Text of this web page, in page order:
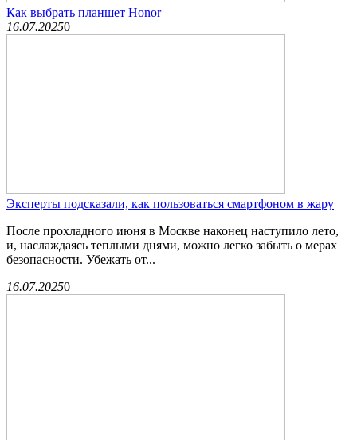
Как выбрать планшет Honor
16.07.20250
Эксперты подсказали, как пользоваться смартфоном в жару
После прохладного июня в Москве наконец наступило лето,
и, наслаждаясь теплыми днями, можно легко забыть о мерах
безопасности. Убежать от...
16.07.20250